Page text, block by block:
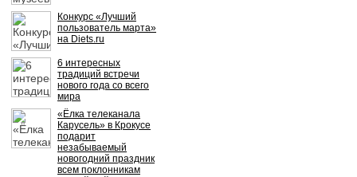
Конкурс «Лучший
пользователь марта»
на Diets.ru
6 интересных
традиций встречи
нового года со всего
мира
«Ёлка телеканала
Карусель» в Крокусе
подарит
незабываемый
новогодний праздник
всем поклонникам